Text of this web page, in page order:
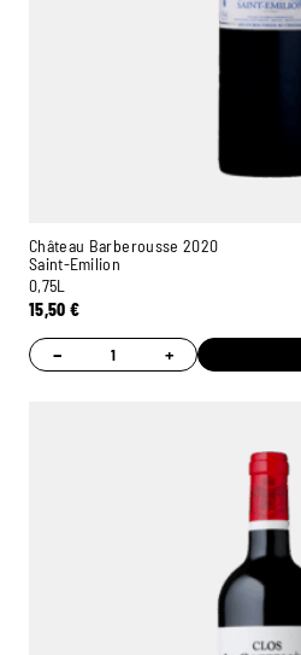
Château Barberousse 2020
Saint-Emilion
0,75L
15,50€
− +